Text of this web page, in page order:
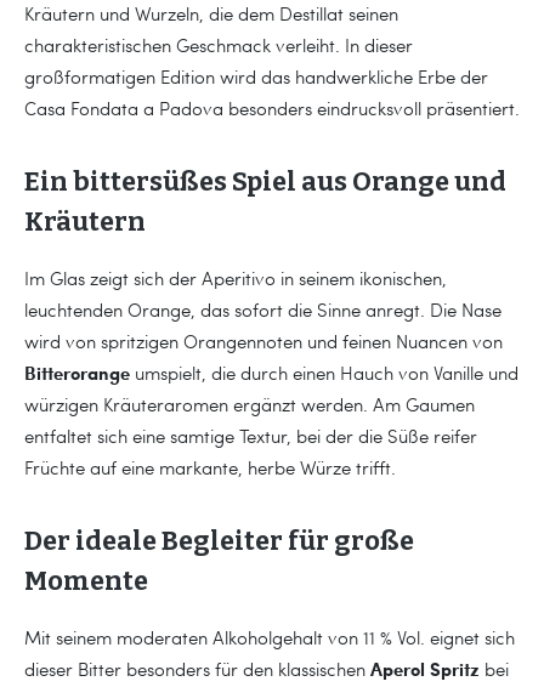
Kräutern und Wurzeln, die dem Destillat seinen
charakteristischen Geschmack verleiht. In dieser
großformatigen Edition wird das handwerkliche Erbe der
Casa Fondata a Padova besonders eindrucksvoll präsentiert.
Ein bittersüßes Spiel aus Orange und
Kräutern
Im Glas zeigt sich der Aperitivo in seinem ikonischen,
leuchtenden Orange, das sofort die Sinne anregt. Die Nase
wird von spritzigen Orangennoten und feinen Nuancen von
Bitterorange umspielt, die durch einen Hauch von Vanille und
würzigen Kräuteraromen ergänzt werden. Am Gaumen
entfaltet sich eine samtige Textur, bei der die Süße reifer
Früchte auf eine markante, herbe Würze trifft.
Der ideale Begleiter für große
Momente
Mit seinem moderaten Alkoholgehalt von 11 % Vol. eignet sich
dieser Bitter besonders für den klassischen Aperol Spritz bei